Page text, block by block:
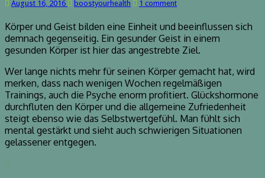
August 16, 2016 boostyourhealth Comments
1 comment
Körper und Geist bilden eine Einheit und beeinflussen sich
demnach gegenseitig. Ein gesunder Geist in einem
gesunden Körper ist hier das angestrebte Ziel.
Wer lange nichts mehr für seinen Körper gemacht hat, wird
merken, dass nach wenigen Wochen regelmäßigen
Trainings, auch die Psyche enorm profitiert. Glückshormone
durchfluten den Körper und die allgemeine Zufriedenheit
steigt ebenso wie das Selbstwertgefühl. Man fühlt sich
mental gestärkt und sieht auch schwierigen Situationen
gelassener entgegen.